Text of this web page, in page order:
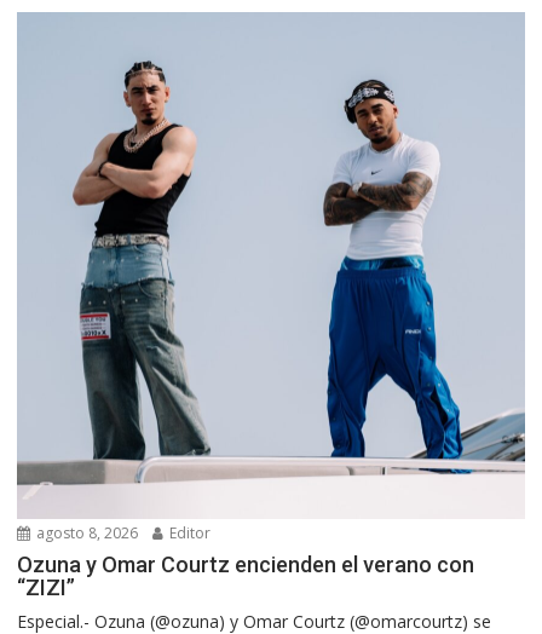
agosto 8, 2026 Editor
Ozuna y Omar Courtz encienden el verano con
“ZIZI”
Especial.- Ozuna (@ozuna) y Omar Courtz (@omarcourtz) se